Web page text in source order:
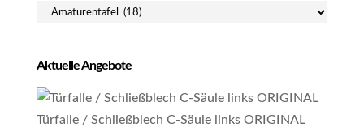
Aktuelle Angebote
Türfalle / Schließblech C-Säule links ORIGINAL